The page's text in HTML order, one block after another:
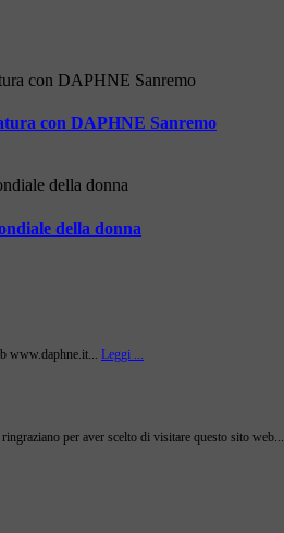
con DAPHNE Sanremo
della donna
www.daphne.it... Leggi ...
per aver scelto di visitare questo sito web...